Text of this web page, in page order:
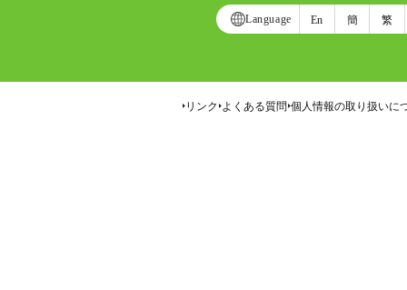
Language En 簡 繁
リンク よくある質問 個人情報の取り扱いに